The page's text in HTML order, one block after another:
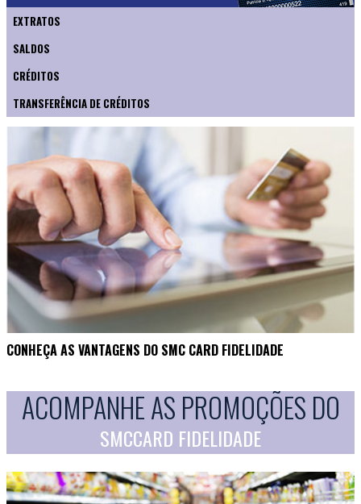
EXTRATOS
SALDOS
CRÉDITOS
TRANSFERÊNCIA DE CRÉDITOS
CONHEÇA AS VANTAGENS DO SMC CARD FIDELIDADE
ACOMPANHE AS PROMOÇÕES DO
SMCCARD FIDELIDADE